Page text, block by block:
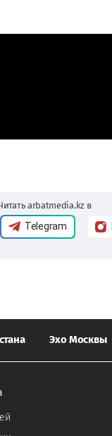
arbatmedia.kz в
Telegram
Эхо Москвы